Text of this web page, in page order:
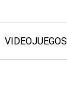
VIDEOJUEGOS